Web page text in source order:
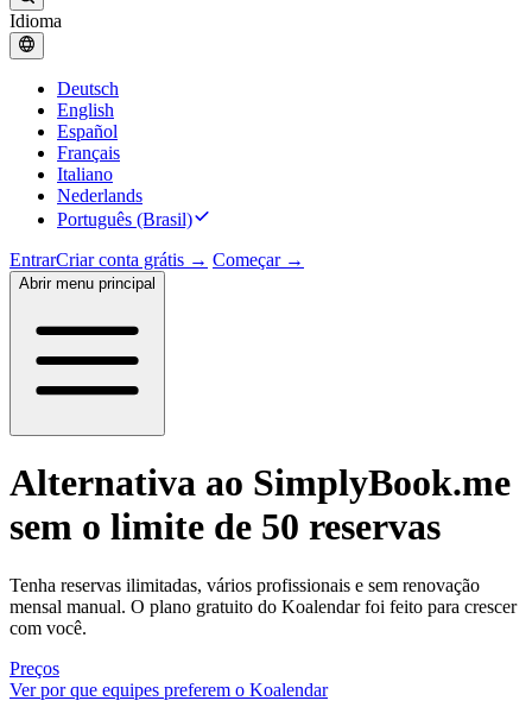
Idioma
Deutsch
English
Español
Français
Italiano
Nederlands
Português (Brasil)
EntrarCriar conta grátis → Começar →
Abrir menu principal
Alternativa ao SimplyBook.me
sem o limite de 50 reservas
Tenha reservas ilimitadas, vários profissionais e sem renovação
mensal manual. O plano gratuito do Koalendar foi feito para crescer
com você.
Preços
Ver por que equipes preferem o Koalendar